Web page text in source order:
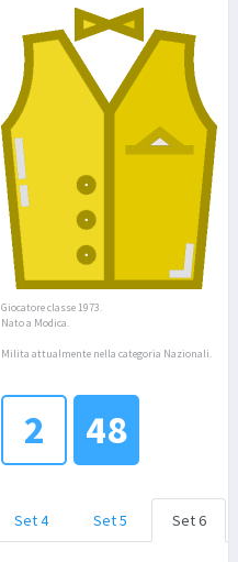
Giocatore classe 1973.
Nato a Modica.
Milita attualmente nella categoria Nazionali.
2 48
Set 4 Set 5 Set 6